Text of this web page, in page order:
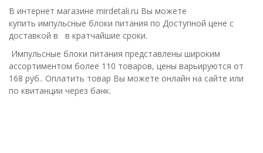
В интернет магазине mirdetali.ru Вы можете
купить импульсные блоки питания по Доступной цене с
доставкой в в кратчайшие сроки.
Импульсные блоки питания представлены широким
ассортиментом более 110 товаров, цены варьируются от
168 руб.. Оплатить товар Вы можете онлайн на сайте или
по квитанции через банк.